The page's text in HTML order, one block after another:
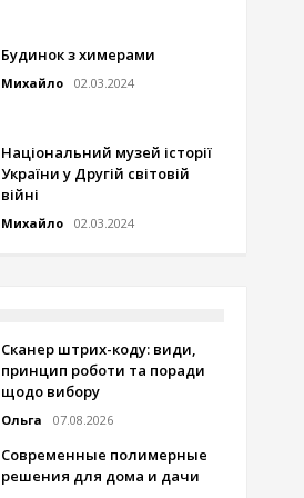
Будинок з химерами
Михайло 02.03.2024
Національний музей історії
України у Другій світовій
війні
Михайло 02.03.2024
Сканер штрих-коду: види,
принцип роботи та поради
щодо вибору
Ольга 07.08.2026
Современные полимерные
решения для дома и дачи